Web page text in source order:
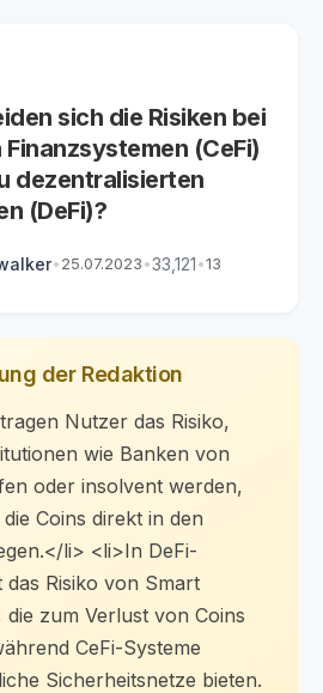
sich die Risiken bei
(CeFi)
dezentralisierten
(DeFi)?
•25.07.2023•33,121•13
der Redaktion
Nutzer das Risiko,
wie Banken von
oder insolvent werden,
Coins direkt in den
li> <li>In DeFi-
das Risiko von Smart
zum Verlust von Coins
CeFi-Systeme
Sicherheitsnetze bieten.